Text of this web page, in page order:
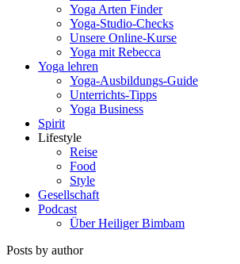
Yoga Arten Finder
Yoga-Studio-Checks
Unsere Online-Kurse
Yoga mit Rebecca
Yoga lehren
Yoga-Ausbildungs-Guide
Unterrichts-Tipps
Yoga Business
Spirit
Lifestyle
Reise
Food
Style
Gesellschaft
Podcast
Über Heiliger Bimbam
Posts by author